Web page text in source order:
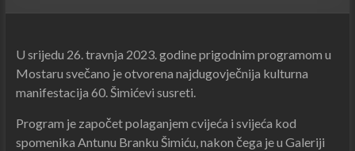
U srijedu 26. travnja 2023. godine prigodnim programom u
Mostaru svečano je otvorena najdugovječnija kulturna
manifestacija 60. Šimićevi susreti.
Program je započet polaganjem cvijeća i svijeća kod
spomenika Antunu Branku Šimiću, nakon čega je u Galeriji